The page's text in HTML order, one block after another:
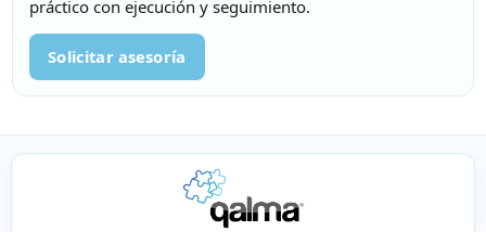
práctico con ejecución y seguimiento.
Solicitar asesoría